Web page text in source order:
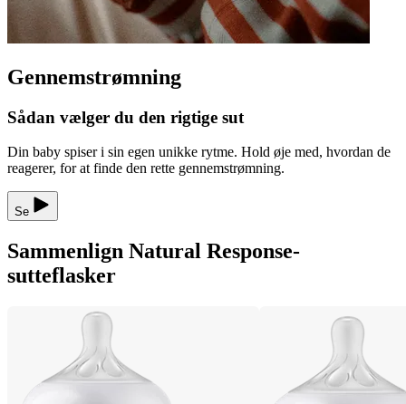
Gennemstrømning
Sådan vælger du den rigtige sut
Din baby spiser i sin egen unikke rytme. Hold øje med, hvordan de
reagerer, for at finde den rette gennemstrømning.
Se
Sammenlign Natural Response-
sutteflasker